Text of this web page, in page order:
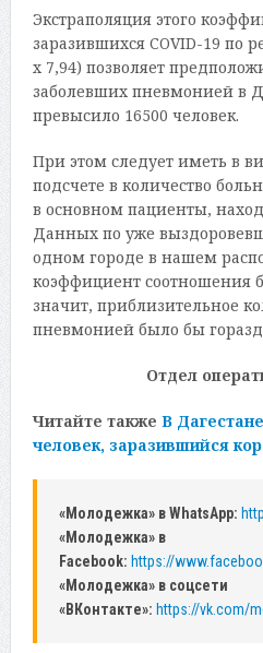
Экстраполяция этого
заразившихся COVID-19 по
х 7,94) позволяет
заболевших пневмонией в
превысило 16500 человек.
При этом следует иметь в
подсчете в количество
в основном пациенты,
Данных по уже
одном городе в нашем
коэффициент соотношения
значит, приблизительное
пневмонией было бы
Отдел
Читайте также В
человек, заразившийся
«Молодежка» в WhatsApp:
«Молодежка» в
Facebook: https://
«Молодежка» в соцсети
«ВКонтакте»: https://vk.com/